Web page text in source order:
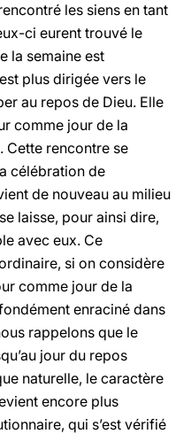
les siens en tant
ci eurent trouvé le
la semaine est
plus dirigée vers le
au repos de Dieu. Elle
comme jour de la
Cette rencontre se
célébration de
de nouveau au milieu
laisse, pour ainsi dire,
avec eux. Ce
si on considère
comme jour de la
enraciné dans
rappelons que le
jour du repos
naturelle, le caractère
encore plus
qui s’est vérifié